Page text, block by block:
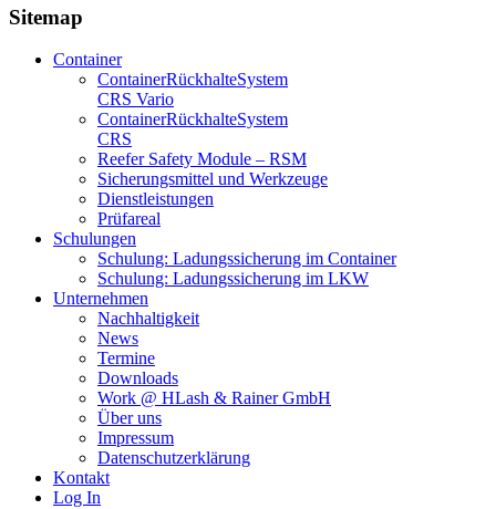
Sitemap
Container
Container­Rückhalte­System
CRS Vario
Container­Rückhalte­System
CRS
Reefer Safety Module – RSM
Sicherungsmittel und Werkzeuge
Dienstleistungen
Prüfareal
Schulungen
Schulung: Ladungssicherung im Container
Schulung: Ladungssicherung im LKW
Unternehmen
Nachhaltigkeit
News
Termine
Downloads
Work @ HLash & Rainer GmbH
Über uns
Impressum
Datenschutzerklärung
Kontakt
Log In